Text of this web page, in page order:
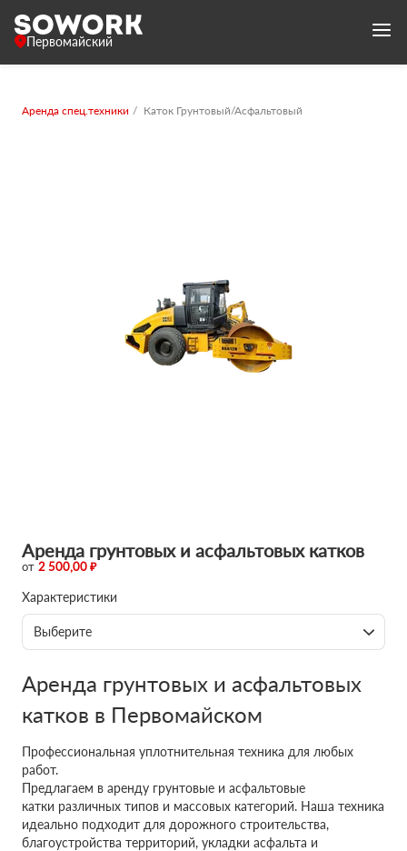
Первомайский
Аренда спец.техники Каток Грунтовый/Асфальтовый
Аренда грунтовых и асфальтовых катков
от 2 500,00 ₽
Характеристики
Выберите
Аренда грунтовых и асфальтовых
катков в Первомайском
Профессиональная уплотнительная техника для любых
работ.
Предлагаем в аренду грунтовые и асфальтовые
катки различных типов и массовых категорий. Наша техника
идеально подходит для дорожного строительства,
благоустройства территорий, укладки асфальта и